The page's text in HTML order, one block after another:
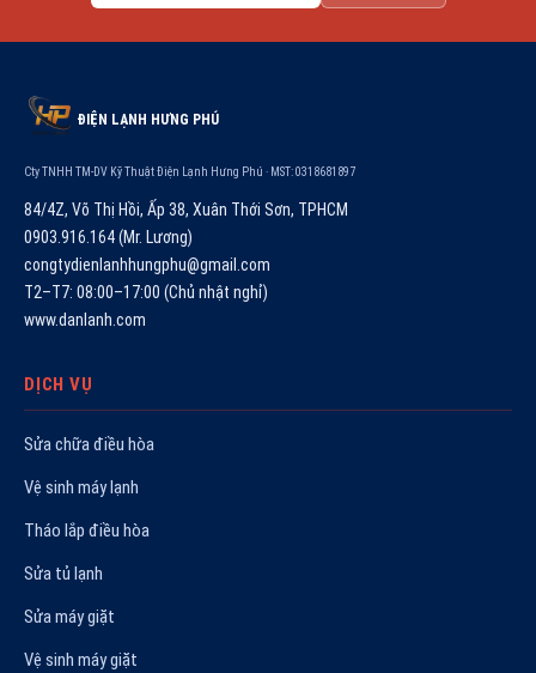
ĐIỆN LẠNH HƯNG PHÚ
Cty TNHH TM-DV Kỹ Thuật Điện Lạnh Hưng Phú · MST: 0318681897
84/4Z, Võ Thị Hồi, Ấp 38, Xuân Thới Sơn, TPHCM
0903.916.164 (Mr. Lương)
congtydienlanhhungphu@gmail.com
T2–T7: 08:00–17:00 (Chủ nhật nghỉ)
www.danlanh.com
DỊCH VỤ
Sửa chữa điều hòa
Vệ sinh máy lạnh
Tháo lắp điều hòa
Sửa tủ lạnh
Sửa máy giặt
Vệ sinh máy giặt